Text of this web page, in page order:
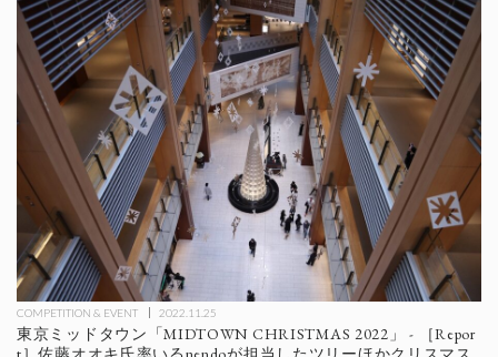
COMPETITION & EVENT 2022.11.25
東京ミッドタウン「MIDTOWN CHRISTMAS 2022」 - ［Repor